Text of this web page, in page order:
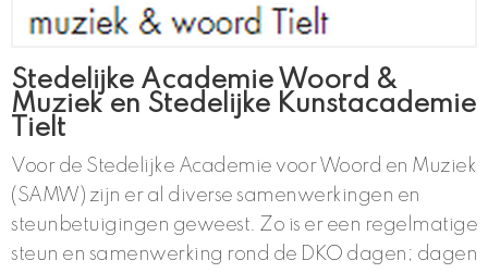
Stedelijke Academie Woord &
Muziek en Stedelijke Kunstacademie
Tielt
Voor de Stedelijke Academie voor Woord en Muziek
(SAMW) zijn er al diverse samenwerkingen en
steunbetuigingen geweest. Zo is er een regelmatige
steun en samenwerking rond de DKO dagen; dagen